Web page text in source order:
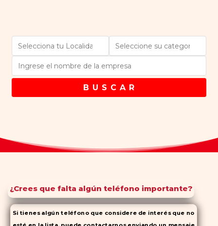
B U S C A R
¿Crees que falta algún teléfono importante?
Si tienes algún teléfono que considere de interés que no